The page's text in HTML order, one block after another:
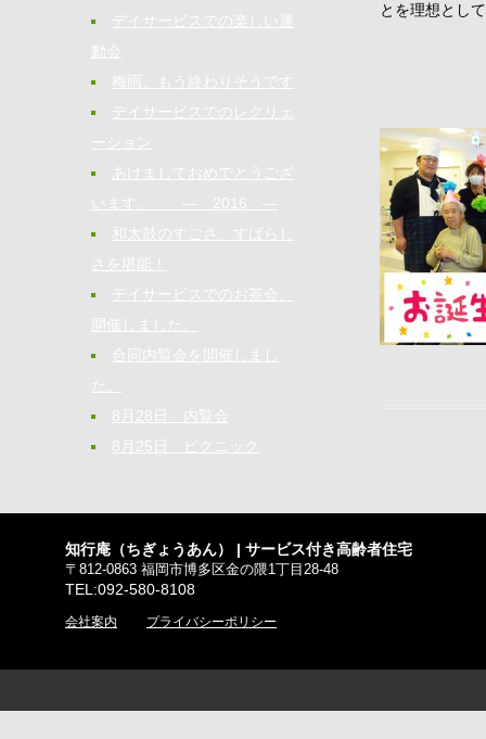
とを理想とし
デイサービスでの楽しい運
動会
梅雨、もう終わりそうです
デイサービスでのレクリェ
ーション
あけましておめでとうござ
います。 ― 2016 ―
和太鼓のすごさ、すばらし
さを堪能！
デイサービスでのお茶会、
開催しました。
合同内覧会を開催しまし
た。
8月28日 内覧会
8月25日 ピクニック
知行庵（ちぎょうあん） | サービス付き高齢者住宅
〒812-0863 福岡市博多区金の隈1丁目28-48
TEL:092-580-8108
会社案内 プライバシーポリシー